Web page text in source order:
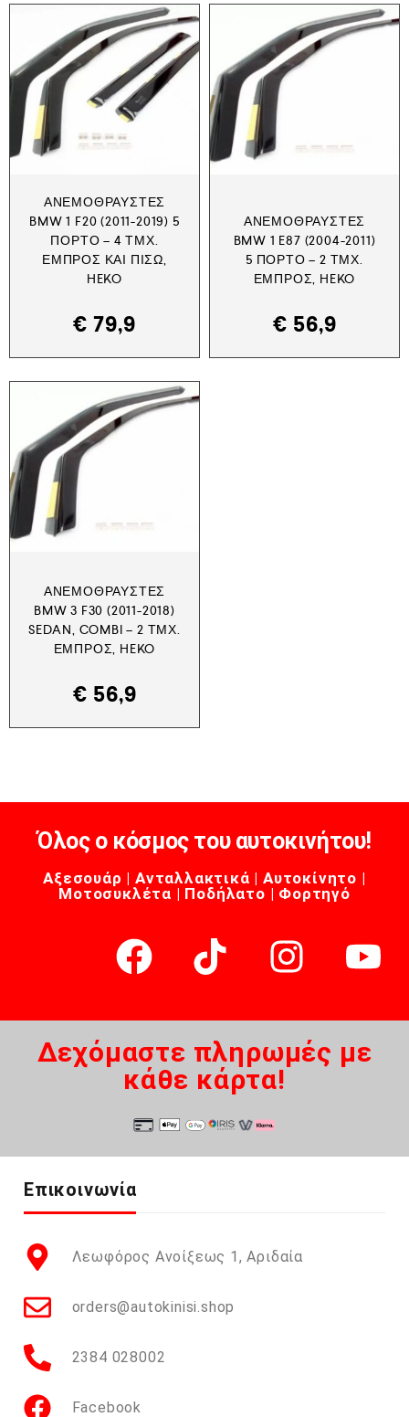
ΑΝΕΜΟΘΡΑΎΣΤΕΣ
BMW 1 F20 (2011-2019) 5
ΠΟΡΤΟ – 4 ΤΜΧ.
ΕΜΠΡΌΣ ΚΑΙ ΠΊΣΩ,
HEKO
€ 79,9
ΑΝΕΜΟΘΡΑΎΣΤΕΣ
BMW 1 E87 (2004-2011)
5 ΠΟΡΤΟ – 2 ΤΜΧ.
ΕΜΠΡΌΣ, HEKO
€ 56,9
ΑΝΕΜΟΘΡΑΎΣΤΕΣ
BMW 3 F30 (2011-2018)
SEDAN, COMBI – 2 ΤΜΧ.
ΕΜΠΡΌΣ, HEKO
€ 56,9
Όλος ο κόσμος του αυτοκινήτου!
Αξεσουάρ | Ανταλλακτικά | Αυτοκίνητο |
Μοτοσυκλέτα | Ποδήλατο | Φορτηγό
Δεχόμαστε πληρωμές με
κάθε κάρτα!
Επικοινωνία
Λεωφόρος Ανοίξεως 1, Αριδαία
orders@autokinisi.shop
2384 028002
Facebook